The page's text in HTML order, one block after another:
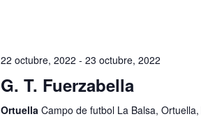
22 octubre, 2022 - 23 octubre, 2022
G. T. Fuerzabella
Ortuella Campo de futbol La Balsa, Ortuella,